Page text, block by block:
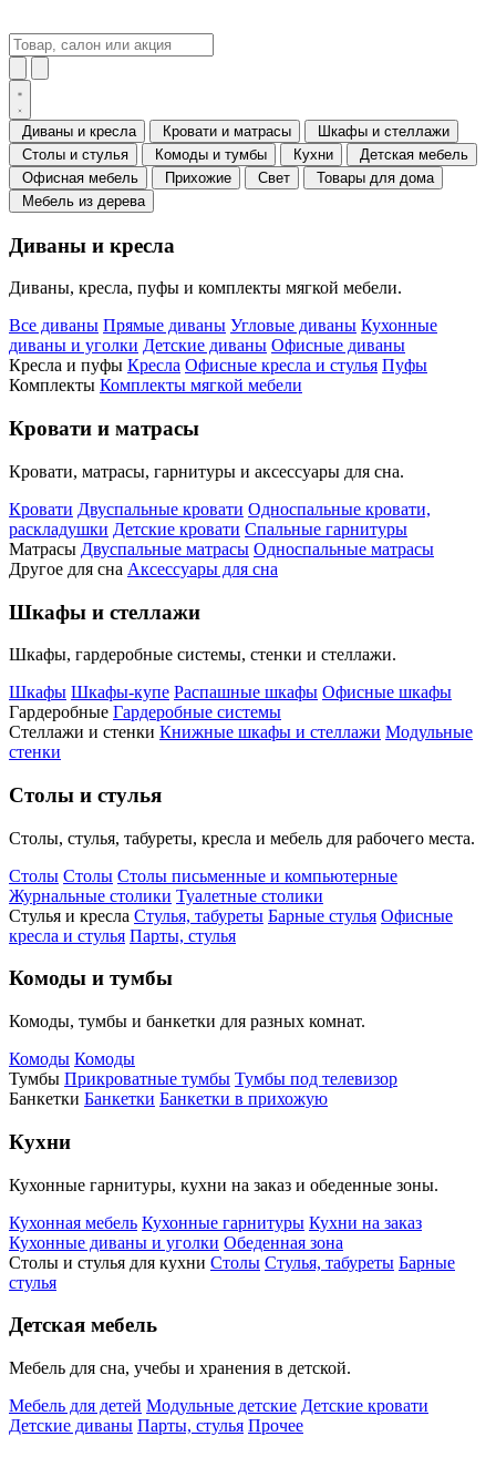
Диваны и кресла Кровати и матрасы
Шкафы и стеллажи
Столы и стулья
Комоды и тумбы Кухни
Детская мебель
Офисная мебель
Прихожие Свет
Товары для дома
Мебель из дерева
Диваны и кресла
Диваны, кресла, пуфы и комплекты мягкой мебели.
Все диваны Прямые диваны Угловые диваны Кухонные
диваны и уголки Детские диваны Офисные диваны
Кресла и пуфы Кресла Офисные кресла и стулья Пуфы
Комплекты Комплекты мягкой мебели
Кровати и матрасы
Кровати, матрасы, гарнитуры и аксессуары для сна.
Кровати Двуспальные кровати Односпальные кровати,
раскладушки Детские кровати Спальные гарнитуры
Матрасы Двуспальные матрасы Односпальные матрасы
Другое для сна Аксессуары для сна
Шкафы и стеллажи
Шкафы, гардеробные системы, стенки и стеллажи.
Шкафы Шкафы-купе Распашные шкафы Офисные шкафы
Гардеробные Гардеробные системы
Стеллажи и стенки Книжные шкафы и стеллажи Модульные
стенки
Столы и стулья
Столы, стулья, табуреты, кресла и мебель для рабочего места.
Столы Столы Столы письменные и компьютерные
Журнальные столики Туалетные столики
Стулья и кресла Стулья, табуреты Барные стулья Офисные
кресла и стулья Парты, стулья
Комоды и тумбы
Комоды, тумбы и банкетки для разных комнат.
Комоды Комоды
Тумбы Прикроватные тумбы Тумбы под телевизор
Банкетки Банкетки Банкетки в прихожую
Кухни
Кухонные гарнитуры, кухни на заказ и обеденные зоны.
Кухонная мебель Кухонные гарнитуры Кухни на заказ
Кухонные диваны и уголки Обеденная зона
Столы и стулья для кухни Столы Стулья, табуреты Барные
стулья
Детская мебель
Мебель для сна, учебы и хранения в детской.
Мебель для детей Модульные детские Детские кровати
Детские диваны Парты, стулья Прочее